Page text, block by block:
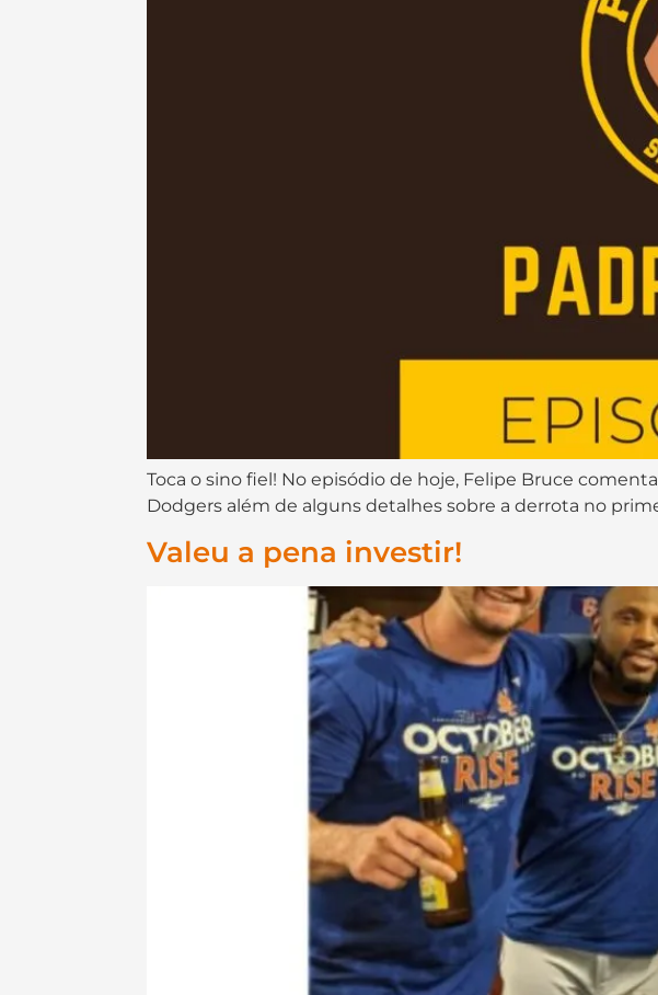
Toca o sino fiel! No episódio de hoje, Felipe Bruce
Dodgers além de alguns detalhes sobre a derrota no
Valeu a pena investir!